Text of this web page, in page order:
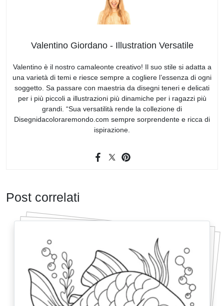
Valentino Giordano - Illustration Versatile
Valentino è il nostro camaleonte creativo! Il suo stile si adatta a
una varietà di temi e riesce sempre a cogliere l’essenza di ogni
soggetto. Sa passare con maestria da disegni teneri e delicati
per i più piccoli a illustrazioni più dinamiche per i ragazzi più
grandi. “Sua versatilità rende la collezione di
Disegnidacoloraremondo.com sempre sorprendente e ricca di
ispirazione.
Post correlati